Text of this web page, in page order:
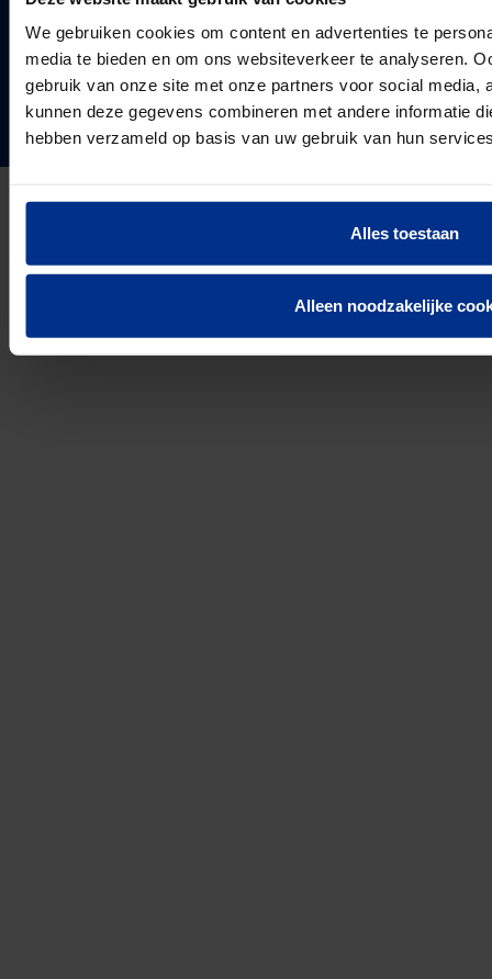
We gebruiken cookies om content en advertenties te
media te bieden en om ons websiteverkeer te analyseren.
gebruik van onze site met onze partners voor social media,
kunnen deze gegevens combineren met andere informatie
hebben verzameld op basis van uw gebruik van hun
Alles toestaan
Alleen noodzakelijke
Enkhuizen een compleet en trendsettend programma.
24 Landen in Europa
3037 Werknemers van Pipelife
691.392 km buis geïnstalleerd in 2025
Projecten & Nieuws
Vacatures
Contact
VOLG ONS
Privacyverklaring Cookie Informatie Disclaimer